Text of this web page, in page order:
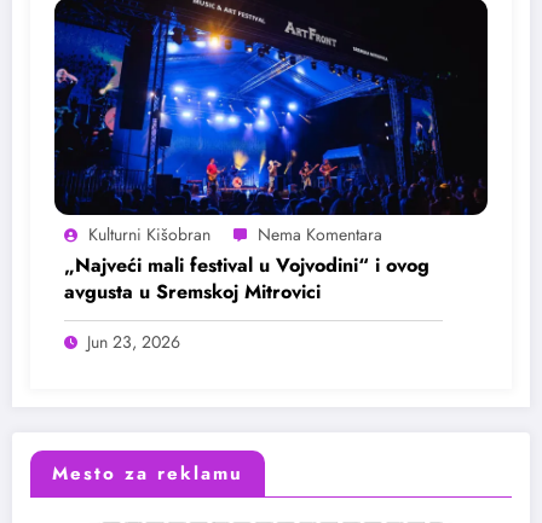
Kulturni Kišobran
„Najveći mali festival u Vojvodini“ i ovog
avgusta u Sremskoj Mitrovici
Jun 23, 2026
Mesto za reklamu